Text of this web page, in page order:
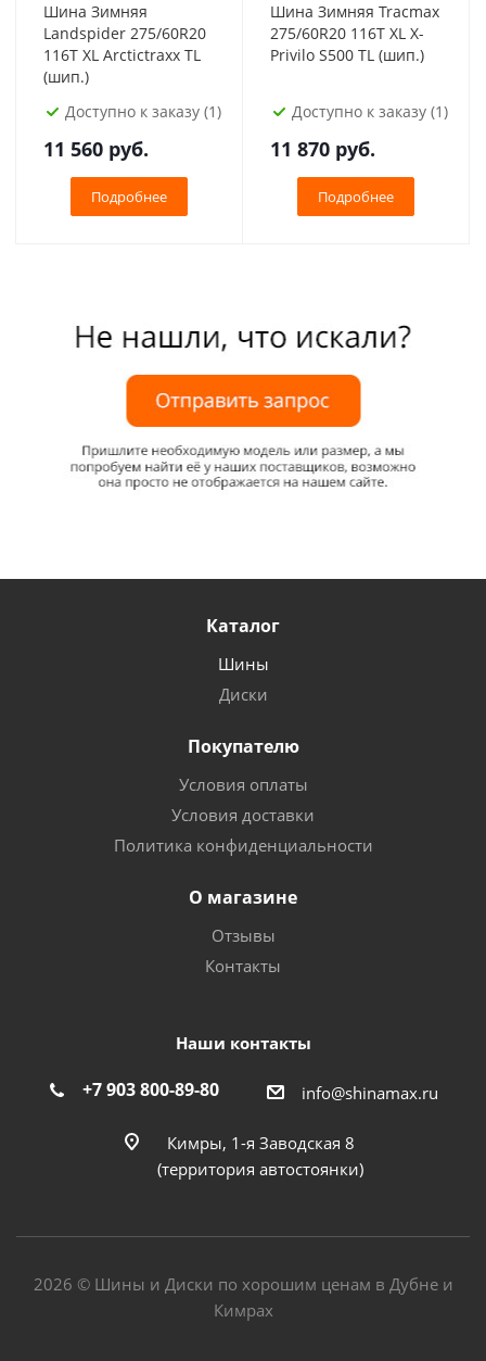
Шина Зимняя
Landspider 275/60R20
116T XL Arctictraxx TL
(шип.)
Доступно к заказу (1)
11 560 руб.
Подробнее
Шина Зимняя Tracmax
275/60R20 116T XL X-
Privilo S500 TL (шип.)
Доступно к заказу (1)
11 870 руб.
Подробнее
Каталог
Шины
Диски
Покупателю
Условия оплаты
Условия доставки
Политика конфиденциальности
О магазине
Отзывы
Контакты
Наши контакты
+7 903 800-89-80 info@shinamax.ru
Кимры, 1-я Заводская 8
(территория автостоянки)
2026 © Шины и Диски по хорошим ценам в Дубне и
Кимрах